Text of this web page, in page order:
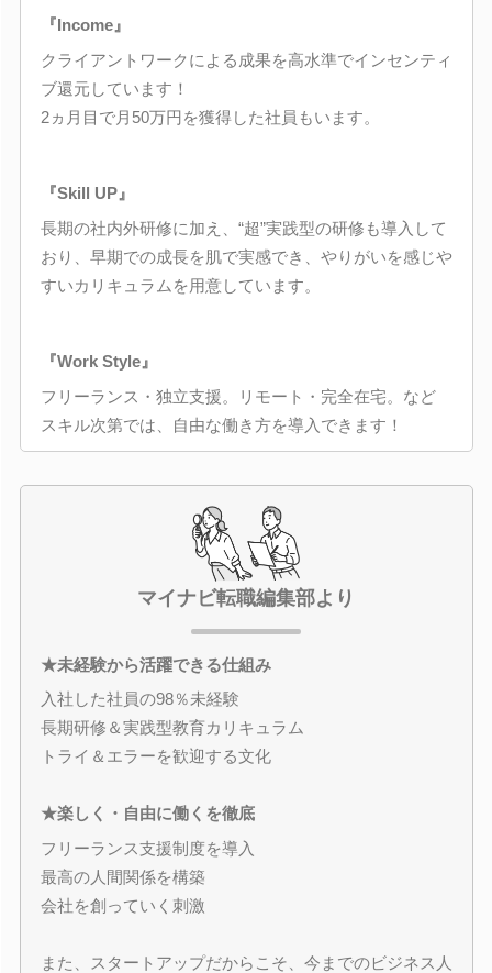
『Income』
クライアントワークによる成果を高水準でインセンティ
ブ還元しています！
2ヵ月目で月50万円を獲得した社員もいます。
『Skill UP』
長期の社内外研修に加え、“超”実践型の研修も導入して
おり、早期での成長を肌で実感でき、やりがいを感じや
すいカリキュラムを用意しています。
『Work Style』
フリーランス・独立支援。リモート・完全在宅。など
スキル次第では、自由な働き方を導入できます！
マイナビ転職編集部より
★未経験から活躍できる仕組み
入社した社員の98％未経験
長期研修＆実践型教育カリキュラム
トライ＆エラーを歓迎する文化
★楽しく・自由に働くを徹底
フリーランス支援制度を導入
最高の人間関係を構築
会社を創っていく刺激
また、スタートアップだからこそ、今までのビジネス人